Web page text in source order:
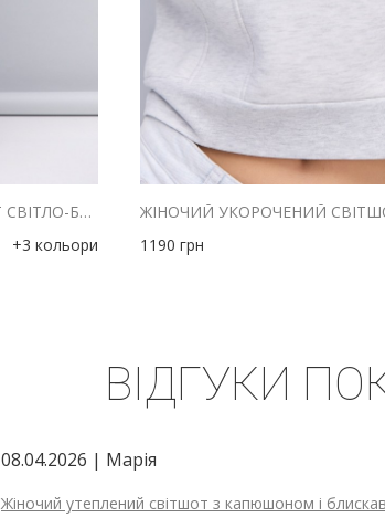
ЖІНОЧИЙ УКОРОЧЕНИЙ СВІТШОТ СВІТЛО-БЕЖЕВИЙ З ІМІТАЦІЄЮ КОРСЕТА
+3 кольори
1190 грн
ВІДГУКИ
08.04.2026 | Марія
Жіночий утеплений світшот з капюшоном і